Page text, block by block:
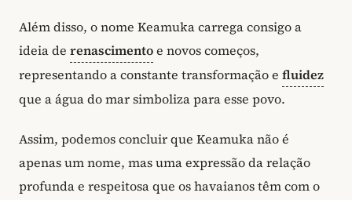
Além disso, o nome Keamuka carrega consigo a
ideia de renascimentoe novos começos,
representando a constante transformação e fluidez
que a água do mar simboliza para esse povo.
Assim, podemos concluir que Keamuka não é
apenas um nome, mas uma expressão da relação
profunda e respeitosa que os havaianos têm com o